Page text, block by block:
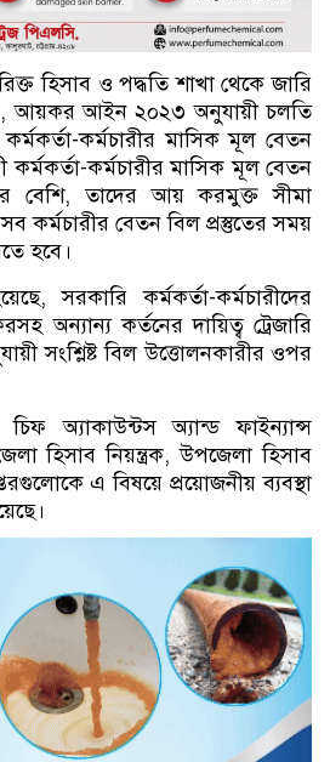
হিসাব ও পদ্ধতি শাখা থেকে জারি
আয়কর আইন ২০২৩ অনুযায়ী চলতি
কর্মচারীর মাসিক মূল বেতন
কর্মচারীর মাসিক মূল বেতন
বেশি, তাদের আয় করমুক্ত সীমা
কর্মচারীর বেতন বিল প্রস্তুতের সময়
হবে।
সরকারি কর্মকর্তা-কর্মচারীদের
অন্যান্য কর্তনের দায়িত্ব ট্রেজারি
সংশ্লিষ্ট বিল উত্তোলনকারীর ওপর
অ্যাকাউন্টস অ্যান্ড ফাইন্যান্স
হিসাব নিয়ন্ত্রক, উপজেলা হিসাব
এ বিষয়ে প্রয়োজনীয় ব্যবস্থা